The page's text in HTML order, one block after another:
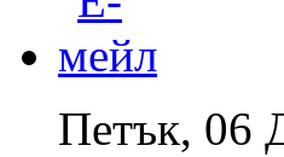
Петък, 06